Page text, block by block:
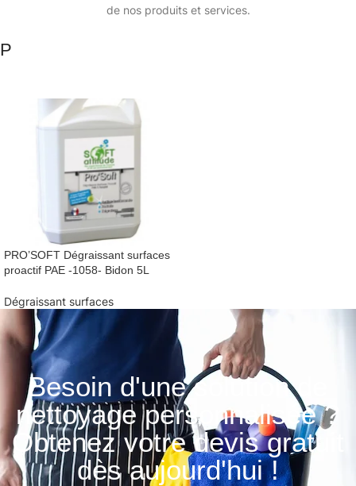
de nos produits et services.
Produits similaires
PRO’SOFT Dégraissant surfaces
proactif PAE -1058- Bidon 5L
Dégraissant surfaces
Besoin d'une solution de
nettoyage personnalisée ?
Obtenez votre devis gratuit
dès aujourd'hui !